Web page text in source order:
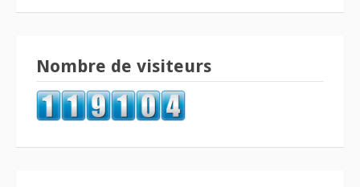
Nombre de visiteurs